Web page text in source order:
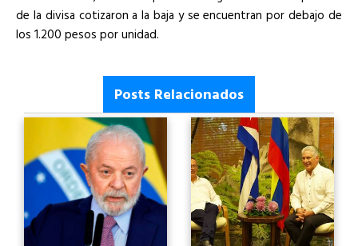
de la divisa cotizaron a la baja y se encuentran por debajo de
los 1.200 pesos por unidad.
Posts Relacionados